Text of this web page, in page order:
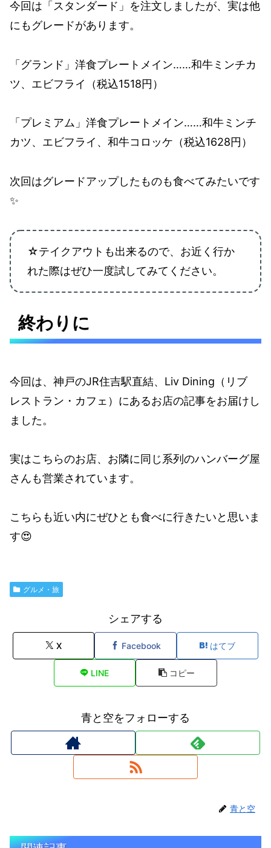
今回は「スタンダード」を注文しましたが、実は他
にもグレードがあります。
「グランド」洋食プレートメイン……和牛ミンチカ
ツ、エビフライ（税込1518円）
「プレミアム」洋食プレートメイン……和牛ミンチ
カツ、エビフライ、和牛コロッケ（税込1628円）
次回はグレードアップしたものも食べてみたいです
✨️
☆テイクアウトも出来るので、お近く行か
れた際はぜひ一度試してみてください。
終わりに
今回は、神戸のJR住吉駅直結、Liv Dining（リブ
レストラン・カフェ）にあるお店の記事をお届けし
ました。
実はこちらのお店、お隣に同じ系列のハンバーグ屋
さんも営業されています。
こちらも近い内にぜひとも食べに行きたいと思いま
す😍
グルメ・旅
シェアする
X Facebook はてブ
LINE コピー
青と空をフォローする
青と空